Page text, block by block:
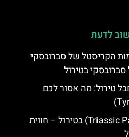
לדעת
הקריסטל של סברובסקי
בטירול
טירול: מה אסור לכם
פארק הדינוזאורים (Triassic Park) בטירול – חווית